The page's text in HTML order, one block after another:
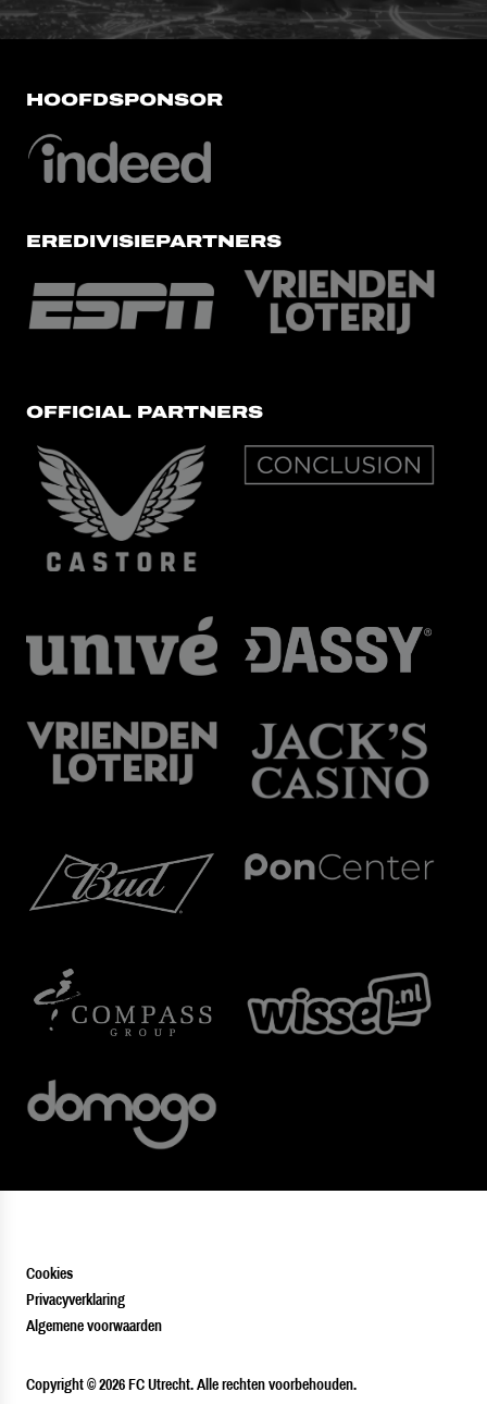
HOOFDSPONSOR
EREDIVISIEPARTNERS
OFFICIAL PARTNERS
Cookies
Privacyverklaring
Algemene voorwaarden
Copyright © 2026 FC Utrecht. Alle rechten voorbehouden.